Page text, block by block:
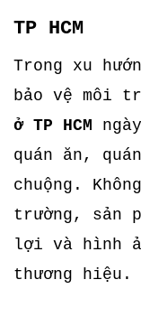
TP HCM
Trong xu
bảo vệ môi
ở TP HCM
quán ăn,
chuộng.
trường, sản
lợi và hình
thương hiệu.